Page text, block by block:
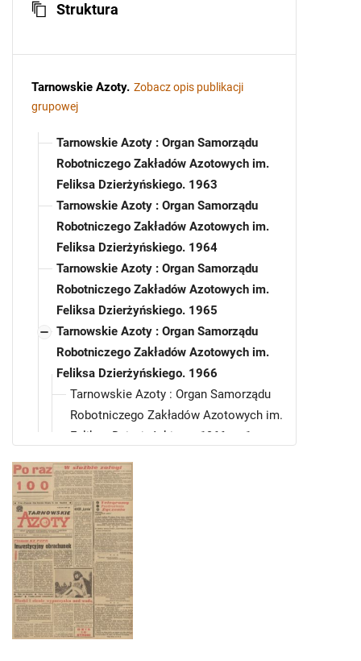
Struktura
Tarnowskie Azoty. Zobacz opis publikacji
grupowej
Tarnowskie Azoty : Organ Samorządu
Robotniczego Zakładów Azotowych im.
Feliksa Dzierżyńskiego. 1963
Tarnowskie Azoty : Organ Samorządu
Robotniczego Zakładów Azotowych im.
Feliksa Dzierżyńskiego. 1964
Tarnowskie Azoty : Organ Samorządu
Robotniczego Zakładów Azotowych im.
Feliksa Dzierżyńskiego. 1965
Tarnowskie Azoty : Organ Samorządu
Robotniczego Zakładów Azotowych im.
Feliksa Dzierżyńskiego. 1966
Tarnowskie Azoty : Organ Samorządu
Robotniczego Zakładów Azotowych im.
Feliksa Dzierżyńskiego. 1966, nr 1
Robotniczego Zakładów Azotowych im.
Feliksa Dzierżyńskiego. 1966, nr 2
Tarnowskie Azoty : Organ Samorządu
Robotniczego Zakładów Azotowych im.
Feliksa Dzierżyńskiego. 1966, nr 3
Tarnowskie Azoty : Organ Samorządu
Robotniczego Zakładów Azotowych im.
Feliksa Dzierżyńskiego. 1966, nr 4